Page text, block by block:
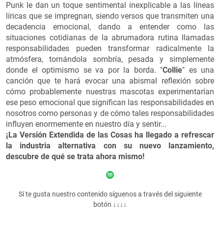
Punk le dan un toque sentimental inexplicable a las líneas
líricas que se impregnan, siendo versos que transmiten una
decadencia emocional, dando a entender como las
situaciones cotidianas de la abrumadora rutina llamadas
responsabilidades pueden transformar radicalmente la
atmósfera, tornándola sombría, pesada y simplemente
donde el optimismo se va por la borda. "Collie" es una
canción que te hará evocar una abismal reflexión sobre
cómo probablemente nuestras mascotas experimentarían
ese peso emocional que significan las responsabilidades en
nosotros como personas y de cómo tales responsabilidades
influyen enormemente en nuestro día y sentir...
¡La Versión Extendida de las Cosas ha llegado a refrescar
la industria alternativa con su nuevo lanzamiento,
descubre de qué se trata ahora mismo!
Sí te gusta nuestro contenido síguenos a través del siguiente
botón ↓↓↓↓